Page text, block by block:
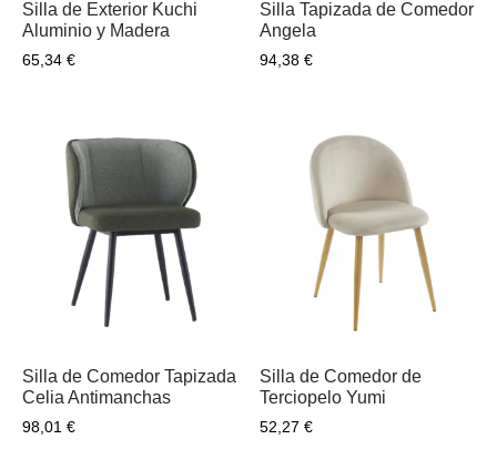
Silla de Exterior Kuchi
Aluminio y Madera
65,34 €
Silla Tapizada de Comedor
Angela
94,38 €
Silla de Comedor Tapizada
Celia Antimanchas
98,01 €
Silla de Comedor de
Terciopelo Yumi
52,27 €